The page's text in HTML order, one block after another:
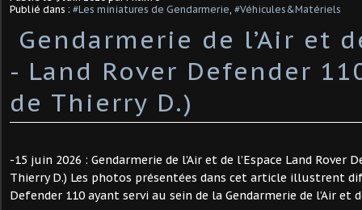
Publié dans : #Les miniatures de Gendarmerie, #Véhicules&Matériels
Gendarmerie de l’Air et
- Land Rover Defender
de Thierry D.) ​
-15 juin 2026 : Gendarmerie de l’Air et de l’Espace Land Rover
Thierry D.) Les photos présentées dans cet article illustrent
Defender 110 ayant servi au sein de la Gendarmerie de l’Air et